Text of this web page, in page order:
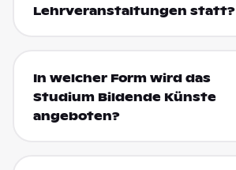
Lehrveranstaltungen statt?
In welcher Form wird das
Studium Bildende Künste
angeboten?